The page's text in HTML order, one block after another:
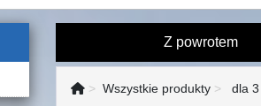
Z powrotem
Wszystkie produkty dla